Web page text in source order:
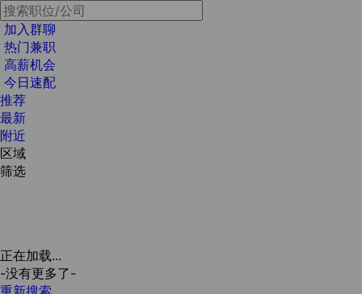
加入群聊
热门兼职
高薪机会
今日速配
推荐
最新
附近
区域
筛选
正在加载...
-没有更多了-
重新搜索